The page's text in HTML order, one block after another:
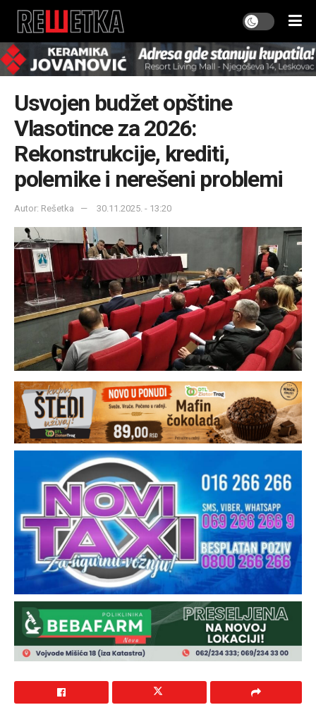
Usvojen budžet opštine
Vlasotince za 2026:
Rekonstrukcije, krediti,
polemike i nerešeni problemi
Autor: Rešetka 30.11.2025. - 13:20